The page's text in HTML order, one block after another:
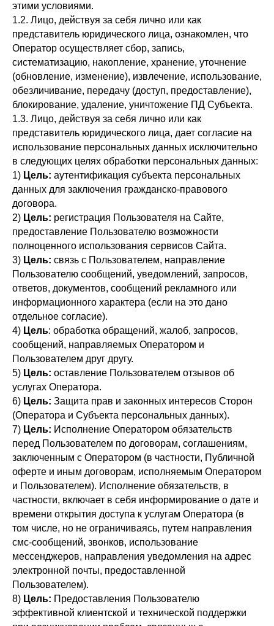
этими условиями.
1.2. Лицо, действуя за себя лично или как
представитель юридического лица, ознакомлен, что
Оператор осуществляет сбор, запись,
систематизацию, накопление, хранение, уточнение
(обновление, изменение), извлечение, использование,
обезличивание, передачу (доступ, предоставление),
блокирование, удаление, уничтожение ПД Субъекта.
1.3. Лицо, действуя за себя лично или как
представитель юридического лица, дает согласие на
использование персональных данных исключительно
в следующих целях обработки персональных данных:
1) Цель: аутентификация субъекта персональных
данных для заключения гражданско-правового
договора.
2) Цель: регистрация Пользователя на Сайте,
предоставление Пользователю возможности
полноценного использования сервисов Сайта.
3) Цель: связь с Пользователем, направление
Пользователю сообщений, уведомлений, запросов,
ответов, документов, сообщений рекламного или
информационного характера (если на это дано
отдельное согласие).
4) Цель: обработка обращений, жалоб, запросов,
сообщений, направляемых Оператором и
Пользователем друг другу.
5) Цель: оставление Пользователем отзывов об
услугах Оператора.
6) Цель: Защита прав и законных интересов Сторон
(Оператора и Субъекта персональных данных).
7) Цель: Исполнение Оператором обязательств
перед Пользователем по договорам, соглашениям,
заключенным с Оператором (в частности, Публичной
оферте и иным договорам, исполняемым Оператором
и Пользователем). Исполнение обязательств, в
частности, включает в себя информирование о дате и
времени открытия доступа к услугам Оператора (в
том числе, но не ограничиваясь, путем направления
смс-сообщений, звонков, использование
мессенджеров, направления уведомления на адрес
электронной почты, предоставленной
Пользователем).
8) Цель: Предоставления Пользователю
эффективной клиентской и технической поддержки